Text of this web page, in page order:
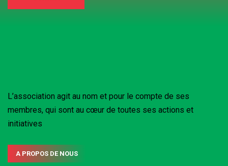
L’association agit au nom et pour le compte de ses
membres, qui sont au cœur de toutes ses actions et
initiatives
A PROPOS DE NOUS